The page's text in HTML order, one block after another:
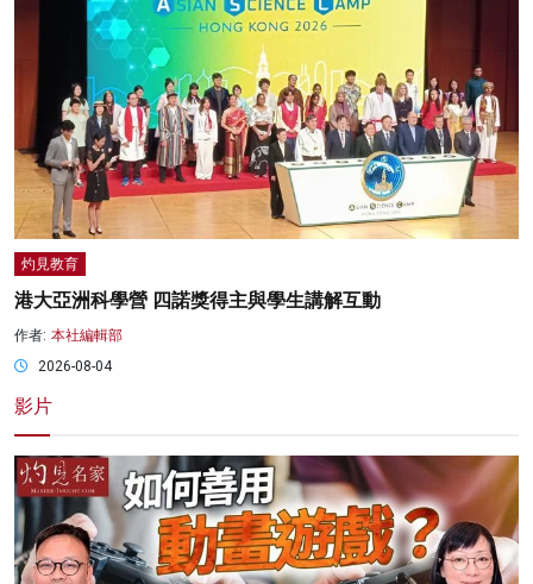
灼見教育
港大亞洲科學營 四諾獎得主與學生講解互動
作者: 本社編輯部
2026-08-04
影片